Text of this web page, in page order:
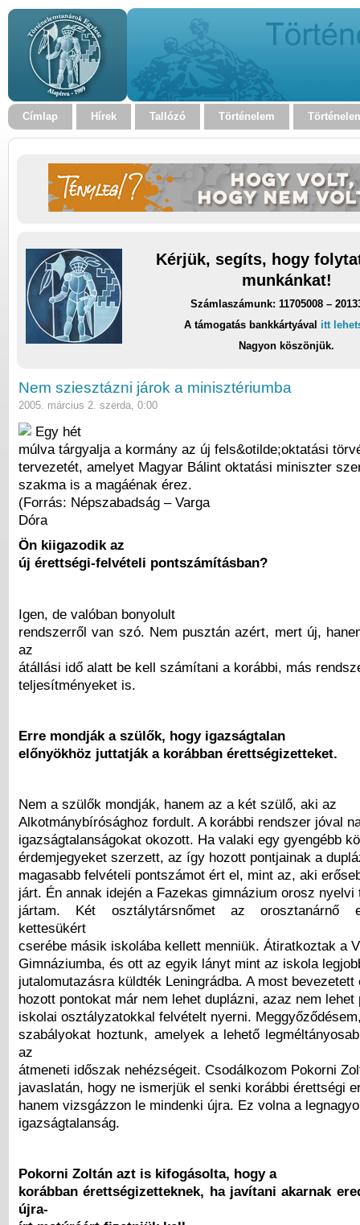
Címlap Hírek Tallózó Történelem
Kérjük, segíts, hogy
munkánkat!
Számlaszámunk: 11705008 –
A támogatás bankkártyával itt
Nagyon köszönjük.
Nem sziesztázni járok a minisztériumba
2005. március 2. szerda, 0:00
Egy hét
múlva tárgyalja a kormány az új fels&otilde;oktatási
tervezetét, amelyet Magyar Bálint oktatási miniszter
szakma is a magáénak érez.
(Forrás: Népszabadság – Varga
Dóra
Ön kiigazodik az
új érettségi-felvételi pontszámításban?
Igen, de valóban bonyolult
rendszerről van szó. Nem pusztán azért, mert új,
az
átállási idő alatt be kell számítani a korábbi, más
teljesítményeket is.
Erre mondják a szülők, hogy igazságtalan
előnyökhöz juttatják a korábban érettségizetteket.
Nem a szülők mondják, hanem az a két szülő, aki az
Alkotmánybírósághoz fordult. A korábbi rendszer jóval
igazságtalanságokat okozott. Ha valaki egy gyengébb
érdemjegyeket szerzett, az így hozott pontjainak a
magasabb felvételi pontszámot ért el, mint az, aki
járt. Én annak idején a Fazekas gimnázium orosz nyelvi
jártam. Két osztálytársnőmet az orosztanárnő
kettesükért
cserébe másik iskolába kellett menniük. Átiratkoztak a
Gimnáziumba, és ott az egyik lányt mint az iskola
jutalomutazásra küldték Leningrádba. A most bevezetett
hozott pontokat már nem lehet duplázni, azaz nem lehet
iskolai osztályzatokkal felvételt nyerni.
szabályokat hoztunk, amelyek a lehető
az
átmeneti időszak nehézségeit. Csodálkozom Pokorni
javaslatán, hogy ne ismerjük el senki korábbi érettségi
hanem vizsgázzon le mindenki újra. Ez volna a
igazságtalanság.
Pokorni Zoltán azt is kifogásolta, hogy a
korábban érettségizetteknek, ha javítani akarnak
újra-